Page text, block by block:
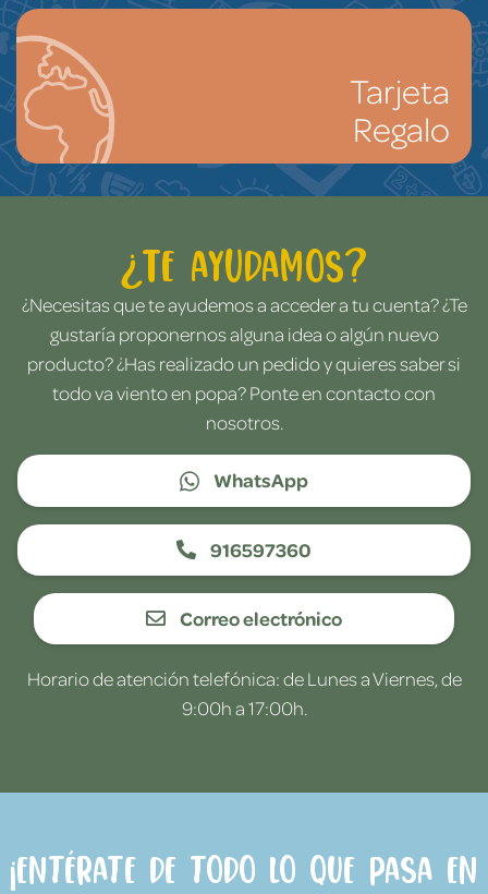
Tarjeta
Regalo
¿Te ayudamos?
¿Necesitas que te ayudemos a acceder a tu cuenta? ¿Te
gustaría proponernos alguna idea o algún nuevo
producto? ¿Has realizado un pedido y quieres saber si
todo va viento en popa? Ponte en contacto con
nosotros.
WhatsApp
916597360
Correo electrónico
Horario de atención telefónica: de Lunes a Viernes, de
9:00h a 17:00h.
¡Entérate de todo lo que pasa en